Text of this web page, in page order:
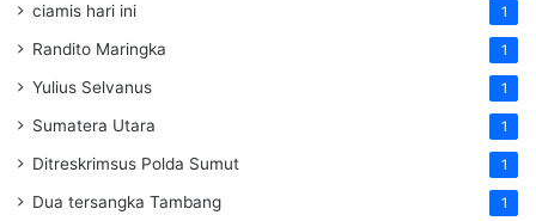
ciamis hari ini 1
Randito Maringka 1
Yulius Selvanus 1
Sumatera Utara 1
Ditreskrimsus Polda Sumut 1
Dua tersangka Tambang 1